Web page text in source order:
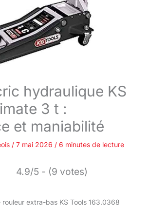
hydraulique KS
3 t :
et maniabilité
/ 7 mai 2026 / 6 minutes de lecture
4.9/5 - (9 votes)
extra-bas KS Tools 163.0368